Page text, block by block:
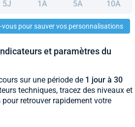
5J 1A 5A 10A
vous pour sauver vos personnalisations
et paramètres du
sur une période de 1 jour à 30
techniques, tracez des niveaux et
retrouver rapidement votre